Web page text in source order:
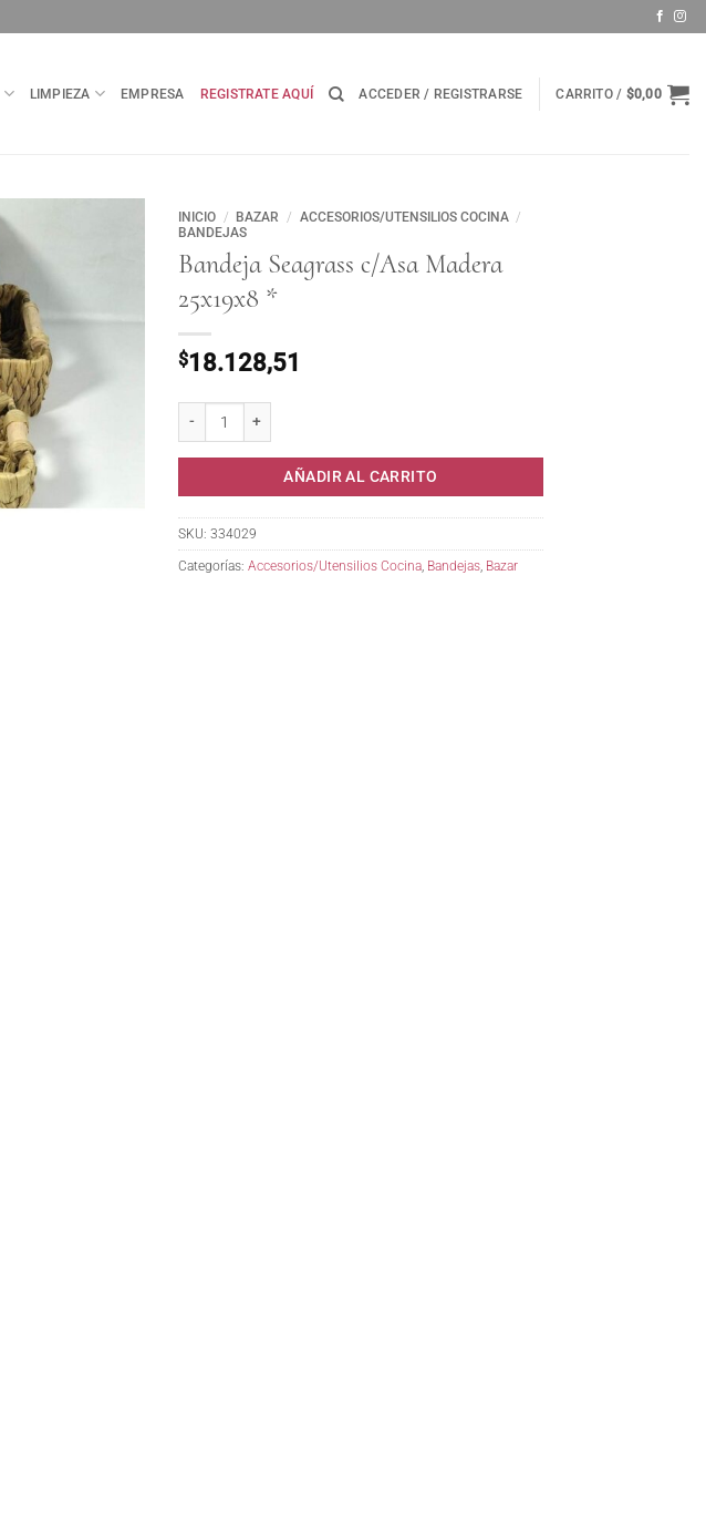
LIMPIEZA EMPRESA REGISTRATE AQUÍ ACCEDER / REGISTRARSE CARRITO / $0,00
INICIO / BAZAR / ACCESORIOS/UTENSILIOS COCINA /
BANDEJAS
Bandeja Seagrass c/Asa Madera
25x19x8 *
$18.128,51
AÑADIR AL CARRITO
SKU: 334029
Categorías: Accesorios/Utensilios Cocina Bandejas Bazar